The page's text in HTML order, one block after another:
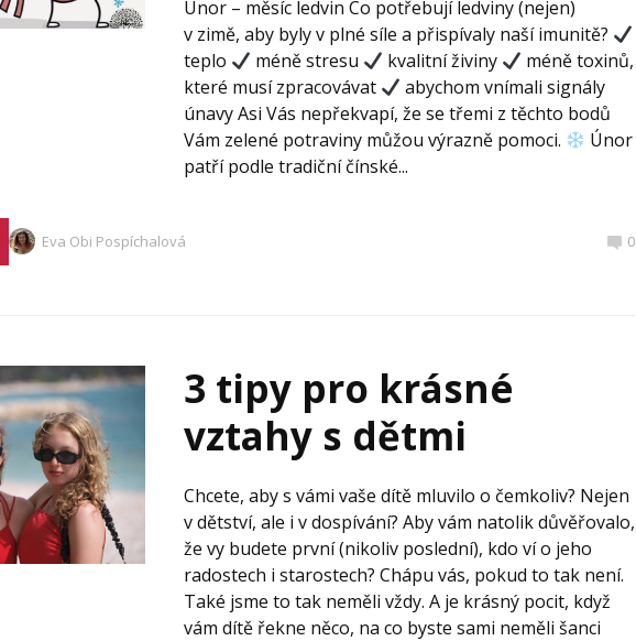
Únor – měsíc ledvin Co potřebují ledviny (nejen)
v zimě, aby byly v plné síle a přispívaly naší imunitě?
teplo
méně stresu kvalitní živiny
méně toxinů,
které musí zpracovávat
abychom vnímali signály
únavy Asi Vás nepřekvapí, že se třemi z těchto bodů
Vám zelené potraviny můžou výrazně pomoci.
Únor
patří podle tradiční čínské...
Eva Obi Pospíchalová 0
3 tipy pro krásné
vztahy s dětmi
Chcete, aby s vámi vaše dítě mluvilo o čemkoliv? Nejen
v dětství, ale i v dospívání? Aby vám natolik důvěřovalo,
že vy budete první (nikoliv poslední), kdo ví o jeho
radostech i starostech? Chápu vás, pokud to tak není.
Také jsme to tak neměli vždy. A je krásný pocit, když
vám dítě řekne něco, na co byste sami neměli šanci